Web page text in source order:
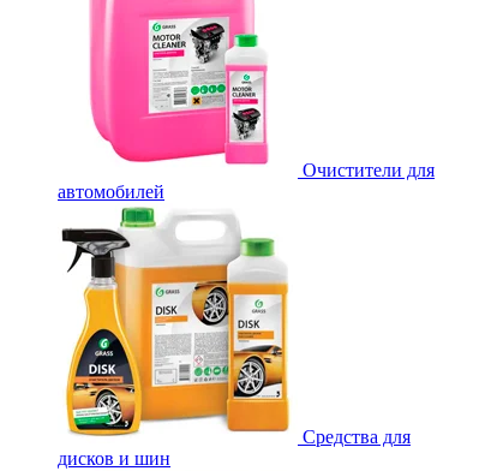
Очистители для
автомобилей
Средства для
дисков и шин